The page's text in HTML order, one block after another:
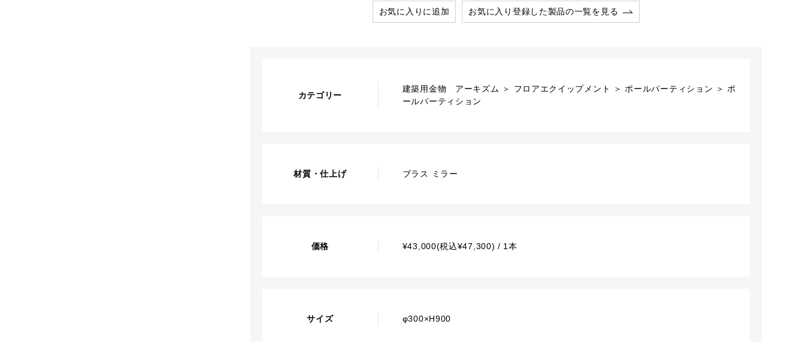
お気に入りに追加 お気に入り登録した製品の一覧を見る
カテゴリー
建築用金物 アーキズム ＞ フロアエクイップメント ＞ ポールパーティション ＞ ポ
ールパーティション
材質・仕上げ ブラス ミラー
価格 ¥43,000(税込¥47,300) / 1本
サイズ φ300×H900